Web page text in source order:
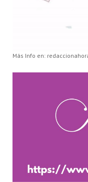
Más Info en: